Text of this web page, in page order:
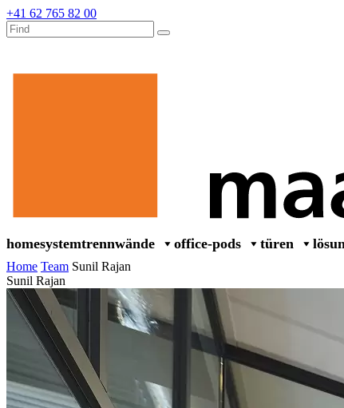
+41 62 765 82 00
homesystemtrennwände office-pods türen
Home Team Sunil Rajan
Sunil Rajan